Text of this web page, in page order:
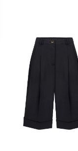
ОДЯГ
ШОРТИ
ЧОРНИЙ
РОЗМІР
34
БРЕНД